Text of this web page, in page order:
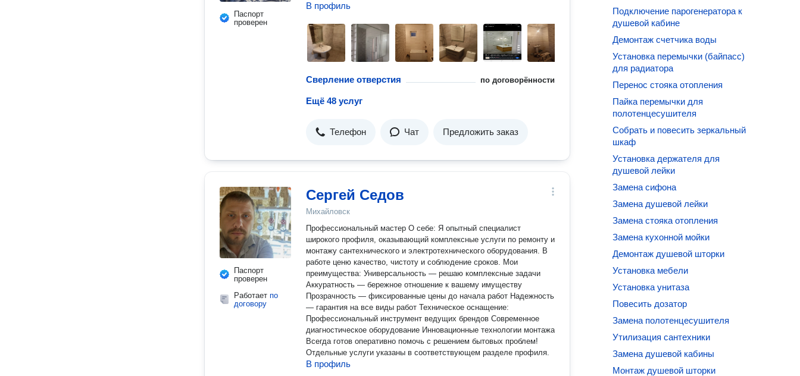
Паспорт
проверен
В профиль
Сверление отверстия по договорённости
Ещё 48 услуг
Телефон Чат Предложить заказ
Паспорт
проверен
Работает по
договору
Сергей Седов
Михайловск
Профессиональный мастер О себе: Я опытный специалист
широкого профиля, оказывающий комплексные услуги по ремонту и
монтажу сантехнического и электротехнического оборудования. В
работе ценю качество, чистоту и соблюдение сроков. Мои
преимущества: Универсальность — решаю комплексные задачи
Аккуратность — бережное отношение к вашему имуществу
Прозрачность — фиксированные цены до начала работ Надежность
— гарантия на все виды работ Техническое оснащение:
Профессиональный инструмент ведущих брендов Современное
диагностическое оборудование Инновационные технологии монтажа
Всегда готов оперативно помочь с решением бытовых проблем!
Отдельные услуги указаны в соответствующем разделе профиля.
В профиль
Подключение парогенератора к
душевой кабине
Демонтаж счетчика воды
Установка перемычки (байпасс)
для радиатора
Перенос стояка отопления
Пайка перемычки для
полотенцесушителя
Собрать и повесить зеркальный
шкаф
Установка держателя для
душевой лейки
Замена сифона
Замена душевой лейки
Замена стояка отопления
Замена кухонной мойки
Демонтаж душевой шторки
Установка мебели
Установка унитаза
Повесить дозатор
Замена полотенцесушителя
Утилизация сантехники
Замена душевой кабины
Монтаж душевой шторки